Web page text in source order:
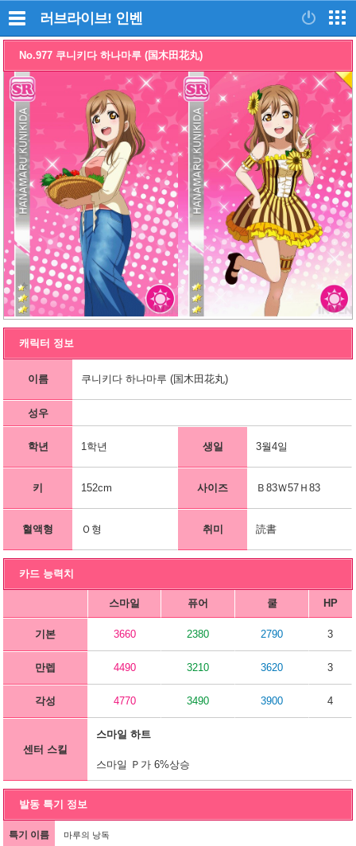
러브라이브! 인벤
No.977 쿠니키다 하나마루 (国木田花丸)
캐릭터 정보
이름 쿠니키다 하나마루 (国木田花丸)
성우
학년 1학년 생일 3월4일
키 152cm 사이즈 Ｂ83Ｗ57Ｈ83
혈액형 Ｏ형 취미 読書
카드 능력치
스마일 퓨어 쿨 HP
기본 3660 2380 2790 3
만렙 4490 3210 3620 3
각성 4770 3490 3900 4
센터 스킬
스마일 하트
스마일 Ｐ가 6%상승
발동 특기 정보
특기 이름 마루의 낭독